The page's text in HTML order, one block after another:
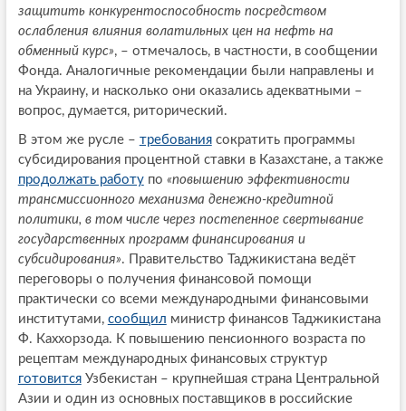
защитить конкурентоспособность посредством
ослабления влияния волатильных цен на нефть на
обменный курс», – отмечалось, в частности, в сообщении
Фонда. Аналогичные рекомендации были направлены и
на Украину, и насколько они оказались адекватными –
вопрос, думается, риторический.
В этом же русле – требованиясократить программы
субсидирования процентной ставки в Казахстане, а также
продолжать работупо «повышению эффективности
трансмиссионного механизма денежно-кредитной
политики, в том числе через постепенное свертывание
государственных программ финансирования и
субсидирования». Правительство Таджикистана ведёт
переговоры о получения финансовой помощи
практически со всеми международными финансовыми
институтами, сообщил министр финансов Таджикистана
Ф. Каххорзода. К повышению пенсионного возраста по
рецептам международных финансовых структур
готовитсяУзбекистан – крупнейшая страна Центральной
Азии и один из основных поставщиков в российские